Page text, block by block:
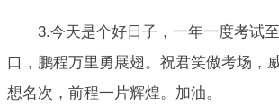
3.今天是个好日子，一年一度考试
口，鹏程万里勇展翅。祝君笑傲考场，
想名次，前程一片辉煌。加油。